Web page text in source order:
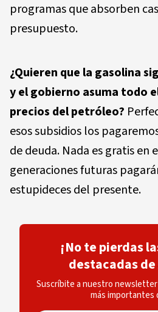
programas que absorben
presupuesto.
¿Quieren que la gasolina
y el gobierno asuma todo
precios del petróleo?
esos subsidios los
de deuda. Nada es gratis en
generaciones futuras
estupideces del presente.
¡No te pierdas
destacadas
Suscríbite a nuestro
más importantes